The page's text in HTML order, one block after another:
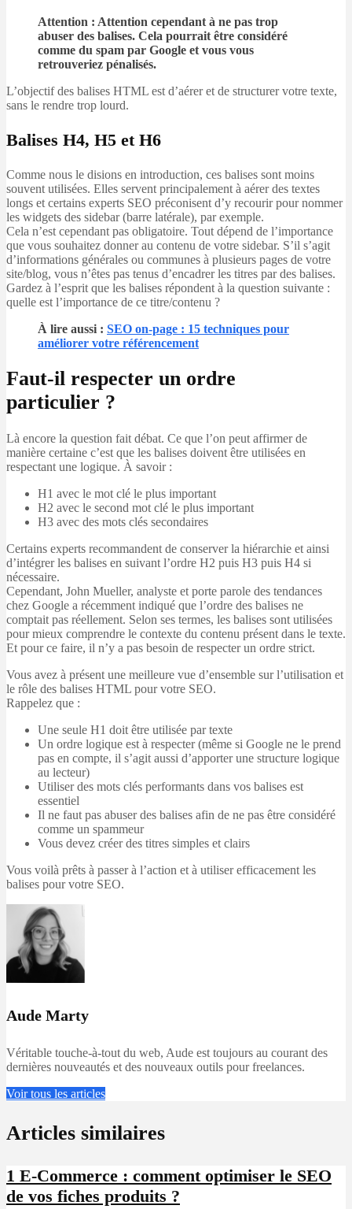
Attention : Attention cependant à ne pas trop
abuser des balises. Cela pourrait être considéré
comme du spam par Google et vous vous
retrouveriez pénalisés.
L’objectif des balises HTML est d’aérer et de structurer votre texte,
sans le rendre trop lourd.
Balises H4, H5 et H6
Comme nous le disions en introduction, ces balises sont moins
souvent utilisées. Elles servent principalement à aérer des textes
longs et certains experts SEO préconisent d’y recourir pour nommer
les widgets des sidebar (barre latérale), par exemple.
Cela n’est cependant pas obligatoire. Tout dépend de l’importance
que vous souhaitez donner au contenu de votre sidebar. S’il s’agit
d’informations générales ou communes à plusieurs pages de votre
site/blog, vous n’êtes pas tenus d’encadrer les titres par des balises.
Gardez à l’esprit que les balises répondent à la question suivante :
quelle est l’importance de ce titre/contenu ?
À lire aussi : SEO on-page : 15 techniques pour
améliorer votre référencement
Faut-il respecter un ordre
particulier ?
Là encore la question fait débat. Ce que l’on peut affirmer de
manière certaine c’est que les balises doivent être utilisées en
respectant une logique. À savoir :
H1 avec le mot clé le plus important
H2 avec le second mot clé le plus important
H3 avec des mots clés secondaires
Certains experts recommandent de conserver la hiérarchie et ainsi
d’intégrer les balises en suivant l’ordre H2 puis H3 puis H4 si
nécessaire.
Cependant, John Mueller, analyste et porte parole des tendances
chez Google a récemment indiqué que l’ordre des balises ne
comptait pas réellement. Selon ses termes, les balises sont utilisées
pour mieux comprendre le contexte du contenu présent dans le texte.
Et pour ce faire, il n’y a pas besoin de respecter un ordre strict.
Vous avez à présent une meilleure vue d’ensemble sur l’utilisation et
le rôle des balises HTML pour votre SEO.
Rappelez que :
Une seule H1 doit être utilisée par texte
Un ordre logique est à respecter (même si Google ne le prend
pas en compte, il s’agit aussi d’apporter une structure logique
au lecteur)
Utiliser des mots clés performants dans vos balises est
essentiel
Il ne faut pas abuser des balises afin de ne pas être considéré
comme un spammeur
Vous devez créer des titres simples et clairs
Vous voilà prêts à passer à l’action et à utiliser efficacement les
balises pour votre SEO.
Aude Marty
Véritable touche-à-tout du web, Aude est toujours au courant des
dernières nouveautés et des nouveaux outils pour freelances.
Voir tous les articles
Articles similaires
1 E-Commerce : comment optimiser le SEO
de vos fiches produits ?